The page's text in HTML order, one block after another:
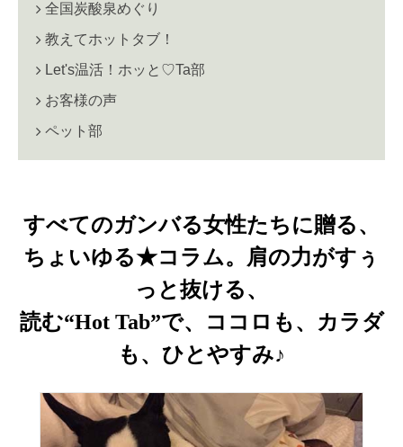
全国炭酸泉めぐり
教えてホットタブ！
Let's温活！ホッと♡Ta部
お客様の声
ペット部
すべてのガンバる女性たちに贈る、
ちょいゆる★コラム。肩の力がすぅ
っと抜ける、
読む“Hot Tab”で、ココロも、カラダ
も、ひとやすみ♪